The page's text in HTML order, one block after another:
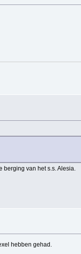
berging van het s.s. Alesia.
hebben gehad.